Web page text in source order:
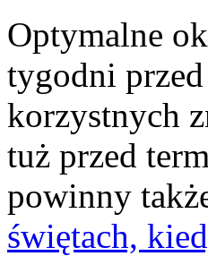
Optymalne
tygodni
korzystnych
tuż przed
powinny
świętach,